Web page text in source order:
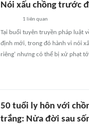
Nói xấu chồng trước
1 liên quan
Tại buổi tuyên truyền pháp luật
định mới, trong đó hành vi nói
riêng' nhưng có thể bị xử phạt
50 tuổi ly hôn với
trắng: Nửa đời sau